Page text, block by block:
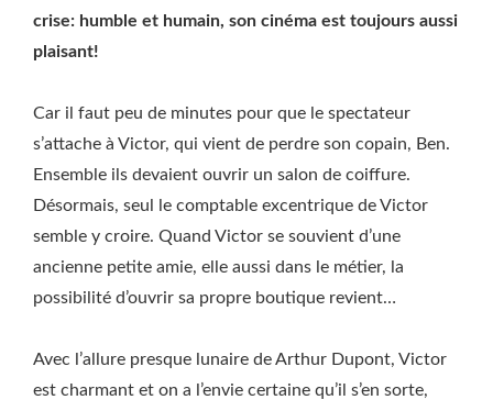
crise: humble et humain, son cinéma est toujours aussi
plaisant!
Car il faut peu de minutes pour que le spectateur
s’attache à Victor, qui vient de perdre son copain, Ben.
Ensemble ils devaient ouvrir un salon de coiffure.
Désormais, seul le comptable excentrique de Victor
semble y croire. Quand Victor se souvient d’une
ancienne petite amie, elle aussi dans le métier, la
possibilité d’ouvrir sa propre boutique revient…
Avec l’allure presque lunaire de Arthur Dupont, Victor
est charmant et on a l’envie certaine qu’il s’en sorte,